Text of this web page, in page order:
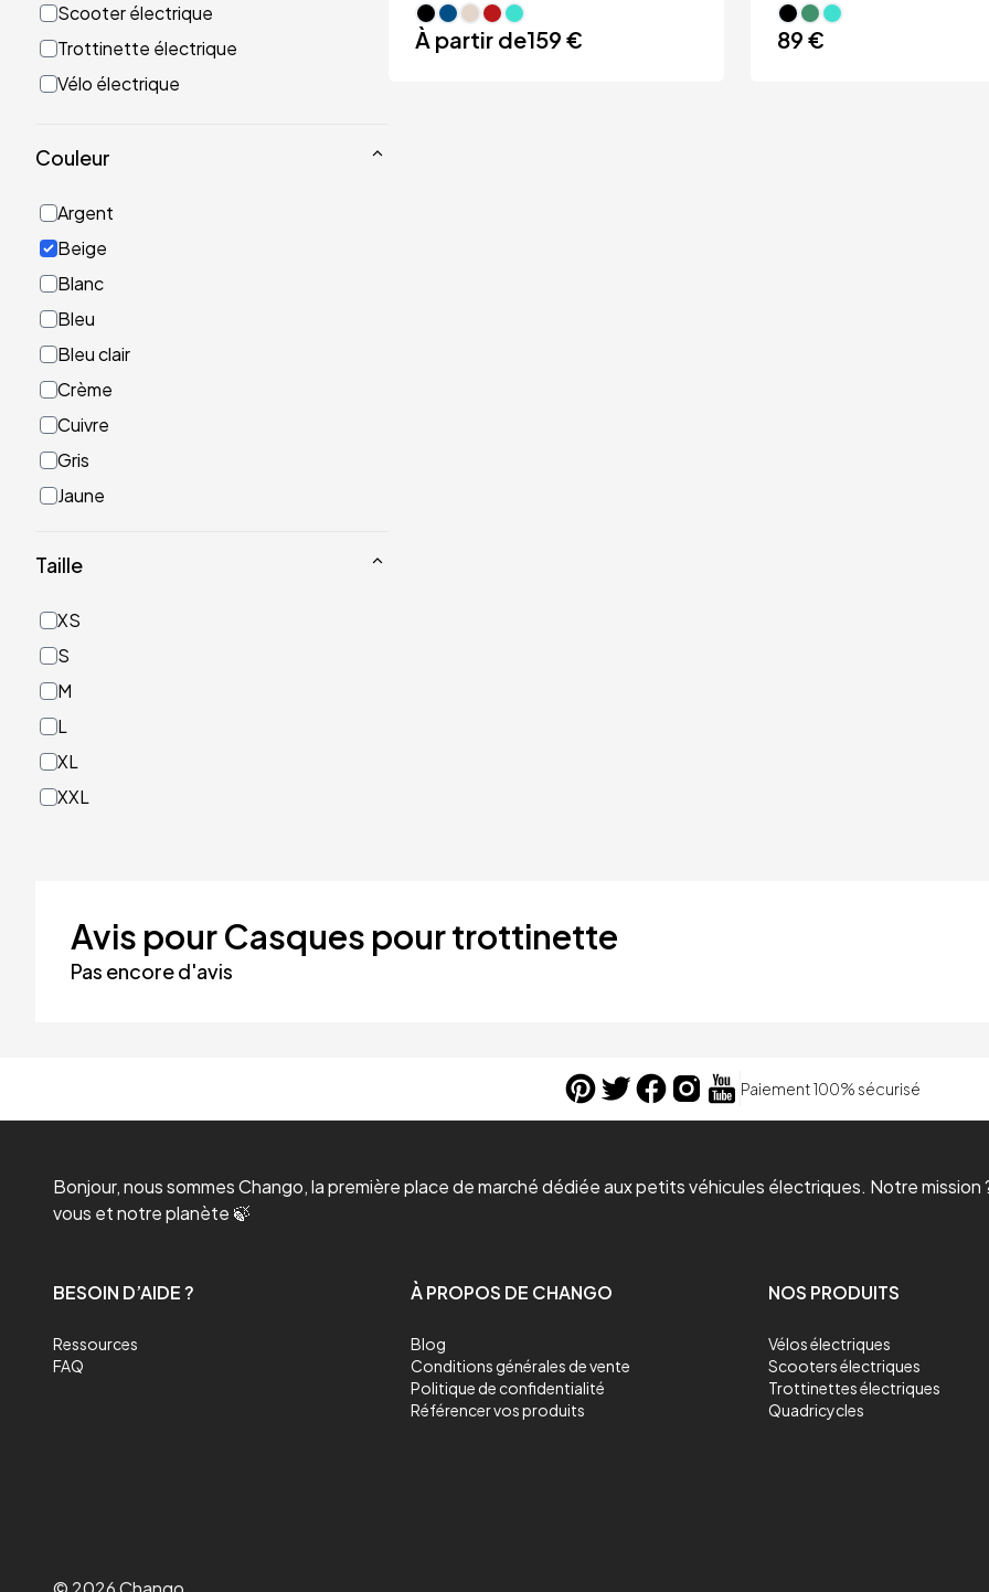
Scooter électrique
Trottinette électrique
Vélo électrique
Couleur
Argent
Beige
Blanc
Bleu
Bleu clair
Crème
Cuivre
Gris
Jaune
Or
Taille
XS
S
M
L
XL
XXL
À partir de159 € 89 €
Avis pour Casques pour trottinette
Pas encore d'avis
Paiement 100% sécurisé
Bonjour, nous sommes Chango, la première place de marché dédiée aux petits véhicules électriques. Notre
vous et notre planète 🍃
BESOIN D’AIDE ?
Ressources
FAQ
À PROPOS DE CHANGO
Blog
Conditions générales de vente
Politique de confidentialité
Référencer vos produits
NOS PRODUITS
Vélos électriques
Scooters électriques
Trottinettes électriques
Quadricycles